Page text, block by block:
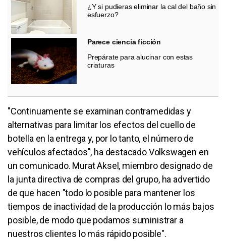
¿Y si pudieras eliminar la cal del baño sin
esfuerzo?
Parece ciencia ficción
Prepárate para alucinar con estas
criaturas
"Continuamente se examinan contramedidas y
alternativas para limitar los efectos del cuello de
botella en la entrega y, por lo tanto, el número de
vehículos afectados", ha destacado Volkswagen en
un comunicado. Murat Aksel, miembro designado de
la junta directiva de compras del grupo, ha advertido
de que hacen "todo lo posible para mantener los
tiempos de inactividad de la producción lo más bajos
posible, de modo que podamos suministrar a
nuestros clientes lo más rápido posible".